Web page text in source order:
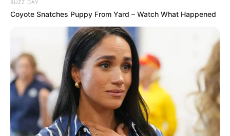
BUZZ DAY
Coyote Snatches Puppy From Yard – Watch What Happened